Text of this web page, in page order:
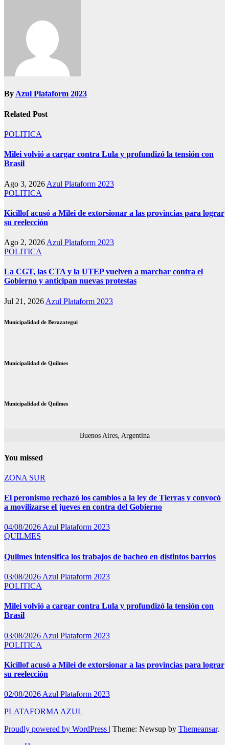
ByAzul Plataform 2023
Related Post
POLITICA
Milei volvió a cargar contra Lula y profundizó la tensión con
Brasil
Ago 3, 2026 Azul Plataform 2023
POLITICA
Kicillof acusó a Milei de extorsionar a las provincias para lograr
su reelección
Ago 2, 2026 Azul Plataform 2023
POLITICA
La CGT, las CTA y la UTEP vuelven a marchar contra el
Gobierno y anticipan nuevas protestas
Jul 21, 2026 Azul Plataform 2023
Municipalidad de Berazategui
Municipalidad de Quilmes
Municipalidad de Quilmes
Buenos Aires, Argentina
You missed
ZONA SUR
El peronismo rechazó los cambios a la ley de Tierras y convocó
a movilizarse el jueves en contra del Gobierno
04/08/2026Azul Plataform 2023
QUILMES
Quilmes intensifica los trabajos de bacheo en distintos barrios
03/08/2026 Azul Plataform 2023
POLITICA
Milei volvió a cargar contra Lula y profundizó la tensión con
Brasil
03/08/2026 Azul Plataform 2023
POLITICA
Kicillof acusó a Milei de extorsionar a las provincias para lograr
su reelección
02/08/2026 Azul Plataform 2023
PLATAFORMA AZUL
Proudly powered by WordPress | Theme: Newsup by Themeansar.